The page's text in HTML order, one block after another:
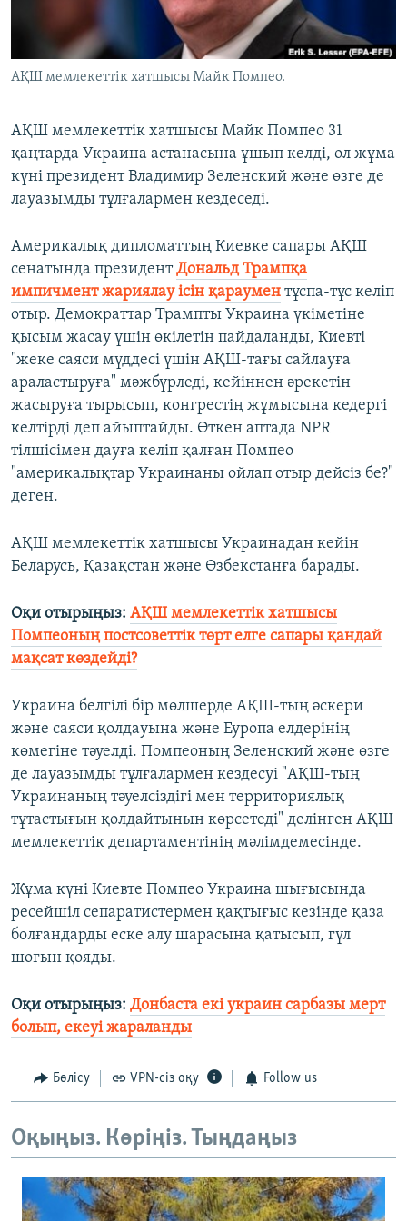
АҚШ мемлекеттік хатшысы Майк Помпео.
АҚШ мемлекеттік хатшысы Майк Помпео 31
қаңтарда Украина астанасына ұшып келді, ол жұма
күні президент Владимир Зеленский және өзге де
лауазымды тұлғалармен кездеседі.
Америкалық дипломаттың Киевке сапары АҚШ
сенатында президентДональд Трампқа
импичмент жариялау ісін қараумен тұспа-тұс келіп
отыр. Демократтар Трампты Украина үкіметіне
қысым жасау үшін өкілетін пайдаланды, Киевті
"жеке саяси мүддесі үшін АҚШ-тағы сайлауға
араластыруға" мәжбүрледі, кейіннен әрекетін
жасыруға тырысып, конгрестің жұмысына кедергі
келтірді деп айыптайды. Өткен аптада NPR
тілшісімен дауға келіп қалған Помпео
"америкалықтар Украинаны ойлап отыр дейсіз бе?"
деген.
АҚШ мемлекеттік хатшысы Украинадан кейін
Беларусь, Қазақстан және Өзбекстанға барады.
Оқи отырыңыз: АҚШ мемлекеттік хатшысы
Помпеоның постсоветтік төрт елге сапары қандай
мақсат көздейді?
Украина белгілі бір мөлшерде АҚШ-тың әскери
және саяси қолдауына және Еуропа елдерінің
көмегіне тәуелді. Помпеоның Зеленский және өзге
де лауазымды тұлғалармен кездесуі "АҚШ-тың
Украинаның тәуелсіздігі мен территориялық
тұтастығын қолдайтынын көрсетеді" делінген АҚШ
мемлекеттік департаментінің мәлімдемесінде.
Жұма күні Киевте Помпео Украина шығысында
ресейшіл сепаратистермен қақтығыс кезінде қаза
болғандарды еске алу шарасына қатысып, гүл
шоғын қояды.
Оқи отырыңыз: Донбаста екі украин сарбазы мерт
болып, екеуі жараланды
Бөлісу VPN-сіз оқу Follow us
Оқыңыз. Көріңіз. Тыңдаңыз